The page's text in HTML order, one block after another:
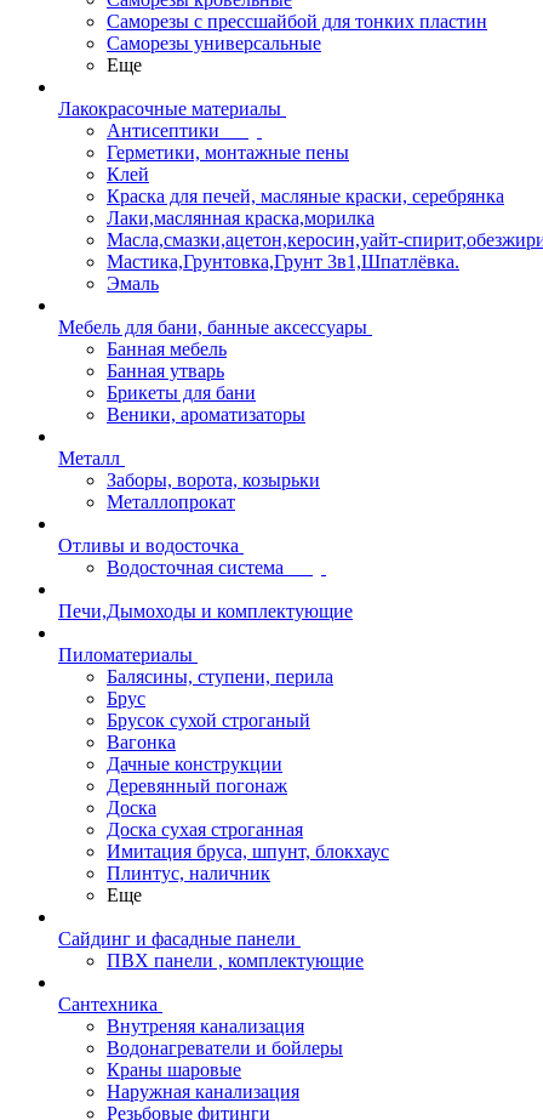
Саморезы с прессшайбой для тонких пластин
Саморезы универсальные
Еще
Лакокрасочные материалы
Антисептики
Герметики, монтажные пены
Клей
Краска для печей, масляные краски, серебрянка
Лаки,маслянная краска,морилка
Масла,смазки,ацетон,керосин,уайт-
Мастика,Грунтовка,Грунт 3в1,Шпатлёвка.
Эмаль
Мебель для бани, банные аксессуары
Банная мебель
Банная утварь
Брикеты для бани
Веники, ароматизаторы
Металл
Заборы, ворота, козырьки
Металлопрокат
Отливы и водосточка
Водосточная система
Печи,Дымоходы и комплектующие
Пиломатериалы
Балясины, ступени, перила
Брус
Брусок сухой строганый
Вагонка
Дачные конструкции
Деревянный погонаж
Доска
Доска сухая строганная
Имитация бруса, шпунт, блокхаус
Плинтус, наличник
Еще
Сайдинг и фасадные панели
ПВХ панели , комплектующие
Сантехника
Внутреняя канализация
Водонагреватели и бойлеры
Краны шаровые
Наружная канализация
Резьбовые фитинги